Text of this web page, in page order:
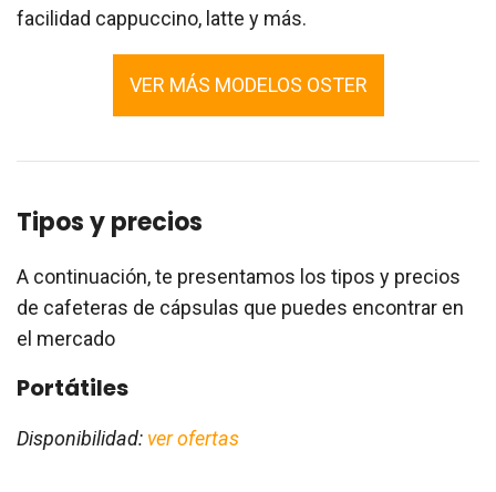
facilidad cappuccino, latte y más.
VER MÁS MODELOS OSTER
Tipos y precios
A continuación, te presentamos los tipos y precios
de cafeteras de cápsulas que puedes encontrar en
el mercado
Portátiles
Disponibilidad: ver ofertas